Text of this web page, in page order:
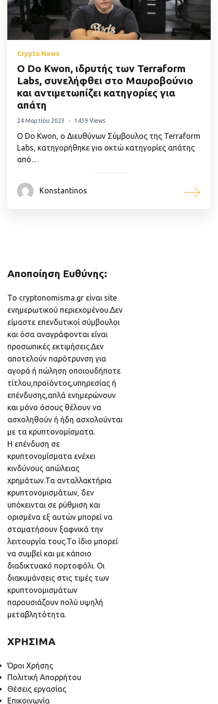
Crypto News
Ο Do Kwon, ιδρυτής των Terraform
Labs, συνελήφθει στο Μαυροβούνιο
και αντιμετωπίζει κατηγορίες για
απάτη
24 Μαρτίου 2023 1439 Views
Ο Do Kwon, ο Διευθύνων Σύμβουλος της Terraform
Labs, κατηγορήθηκε για οκτώ κατηγορίες απάτης
από…
Konstantinos
Αποποίηση Ευθύνης:
Το cryptonomisma.gr είναι site
ενημερωτικού περιεχομένου.Δεν
είμαστε επενδυτικοί σύμβουλοι
και όσα αναγράφονται είναι
προσωπικές εκτιμήσεις.Δεν
αποτελούν παρότρυνση για
αγορά ή πώληση οποιουδήποτε
τίτλου,προϊόντος,υπηρεσίας ή
επένδυσης,απλά ενημερώνουν
και μόνο όσους θέλουν να
ασχοληθούν ή ήδη ασχολούνται
με τα κρυπτονομίσματα.
Η επένδυση σε
κρυπτονομίσματα ενέχει
κινδύνους απώλειας
χρημάτων.Τα ανταλλακτήρια
κρυπτονομισμάτων, δεν
υπόκεινται σε ρύθμιση και
ορισμένα εξ αυτών μπορεί να
σταματήσουν ξαφνικά την
λειτουργία τους.Το ίδιο μπορεί
να συμβεί και με κάποιο
διαδικτυακό πορτοφόλι. Οι
διακυμάνσεις στις τιμές των
κρυπτονομισμάτων
παρουσιάζουν πολύ υψηλή
μεταβλητότητα.
ΧΡΗΣΙΜΑ
Όροι Χρήσης
Πολιτική Απορρήτου
Θέσεις εργασίας
Επικοινωνία